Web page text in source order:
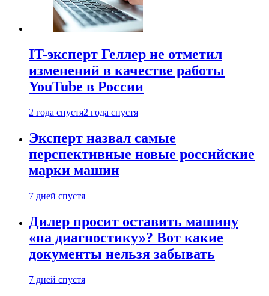
IT-эксперт Геллер не отметил
изменений в качестве работы
YouTube в России
2 года спустя2 года спустя
Эксперт назвал самые
перспективные новые российские
марки машин
7 дней спустя
Дилер просит оставить машину
«на диагностику»? Вот какие
документы нельзя забывать
7 дней спустя